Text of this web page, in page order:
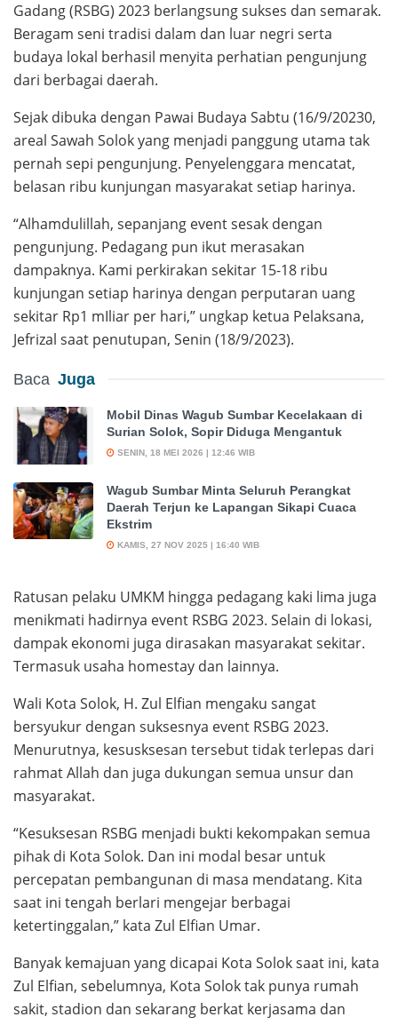
Gadang (RSBG) 2023 berlangsung sukses dan semarak.
Beragam seni tradisi dalam dan luar negri serta
budaya lokal berhasil menyita perhatian pengunjung
dari berbagai daerah.
Sejak dibuka dengan Pawai Budaya Sabtu (16/9/20230,
areal Sawah Solok yang menjadi panggung utama tak
pernah sepi pengunjung. Penyelenggara mencatat,
belasan ribu kunjungan masyarakat setiap harinya.
“Alhamdulillah, sepanjang event sesak dengan
pengunjung. Pedagang pun ikut merasakan
dampaknya. Kami perkirakan sekitar 15-18 ribu
kunjungan setiap harinya dengan perputaran uang
sekitar Rp1 mIliar per hari,” ungkap ketua Pelaksana,
Jefrizal saat penutupan, Senin (18/9/2023).
Baca Juga
Mobil Dinas Wagub Sumbar Kecelakaan di
Surian Solok, Sopir Diduga Mengantuk
SENIN, 18 MEI 2026 | 12:46 WIB
Wagub Sumbar Minta Seluruh Perangkat
Daerah Terjun ke Lapangan Sikapi Cuaca
Ekstrim
KAMIS, 27 NOV 2025 | 16:40 WIB
Ratusan pelaku UMKM hingga pedagang kaki lima juga
menikmati hadirnya event RSBG 2023. Selain di lokasi,
dampak ekonomi juga dirasakan masyarakat sekitar.
Termasuk usaha homestay dan lainnya.
Wali Kota Solok, H. Zul Elfian mengaku sangat
bersyukur dengan suksesnya event RSBG 2023.
Menurutnya, kesusksesan tersebut tidak terlepas dari
rahmat Allah dan juga dukungan semua unsur dan
masyarakat.
“Kesuksesan RSBG menjadi bukti kekompakan semua
pihak di Kota Solok. Dan ini modal besar untuk
percepatan pembangunan di masa mendatang. Kita
saat ini tengah berlari mengejar berbagai
ketertinggalan,” kata Zul Elfian Umar.
Banyak kemajuan yang dicapai Kota Solok saat ini, kata
Zul Elfian, sebelumnya, Kota Solok tak punya rumah
sakit, stadion dan sekarang berkat kerjasama dan